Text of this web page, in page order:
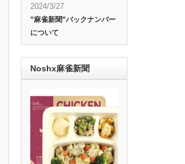
2024/3/27
”麻雀新聞”バックナンバー
について
Noshx麻雀新聞